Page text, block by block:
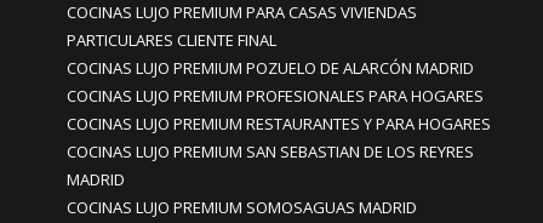
COCINAS LUJO PREMIUM PARA CASAS VIVIENDAS
PARTICULARES CLIENTE FINAL
COCINAS LUJO PREMIUM POZUELO DE ALARCÓN MADRID
COCINAS LUJO PREMIUM PROFESIONALES PARA HOGARES
COCINAS LUJO PREMIUM RESTAURANTES Y PARA HOGARES
COCINAS LUJO PREMIUM SAN SEBASTIAN DE LOS REYRES
MADRID
COCINAS LUJO PREMIUM SOMOSAGUAS MADRID